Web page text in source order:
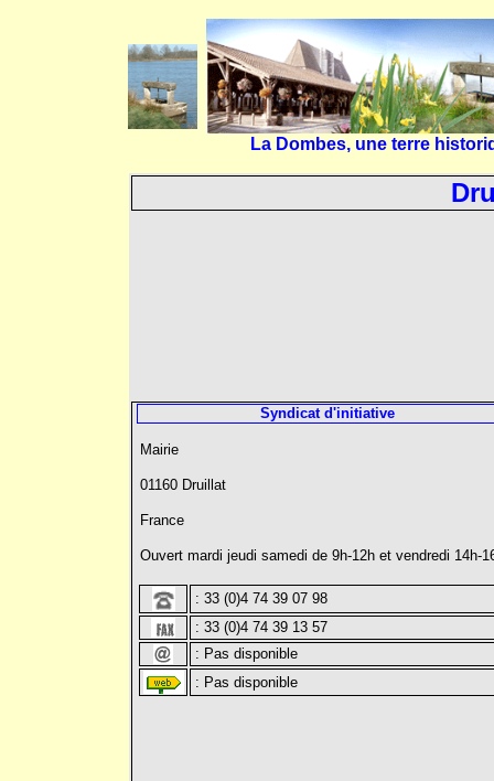
La Dombes, une terre
Syndicat d'initiative
Mairie
01160 Druillat
France
Ouvert mardi jeudi samedi de 9h-12h et vendredi 14h-
: 33 (0)4 74 39 07 98
: 33 (0)4 74 39 13 57
: Pas disponible
: Pas disponible